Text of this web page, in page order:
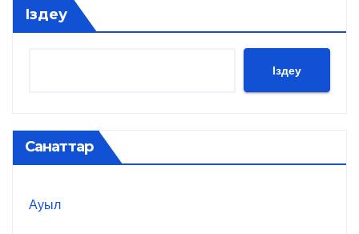
Іздеу
Іздеу
Санаттар
Ауыл